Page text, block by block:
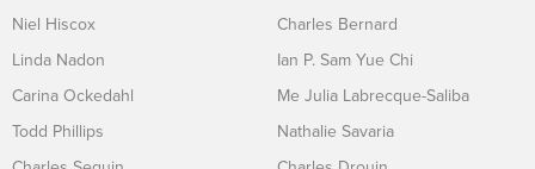
Niel Hiscox
Linda Nadon
Carina Ockedahl
Todd Phillips
Charles Bernard
Ian P. Sam Yue Chi
Me Julia Labrecque-Saliba
Nathalie Savaria